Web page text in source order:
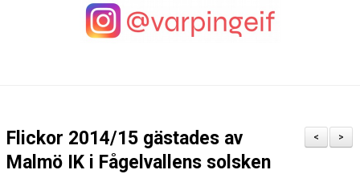
BILDGALLERI
>
<
Flickor 2014/15 gästades av
Malmö IK i Fågelvallens solsken